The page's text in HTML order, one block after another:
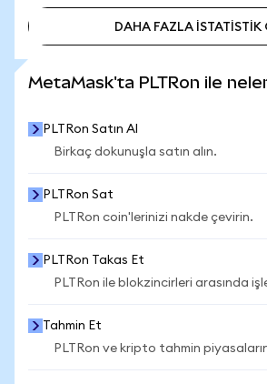
DAHA FAZLA İSTATİSTİK
MetaMask'ta PLTRon ile neler
PLTRon Satın Al
Birkaç dokunuşla satın alın.
PLTRon Sat
PLTRon coin'lerinizi nakde çevirin.
PLTRon Takas Et
PLTRon ile blokzincirleri arasında
Tahmin Et
PLTRon ve kripto tahmin